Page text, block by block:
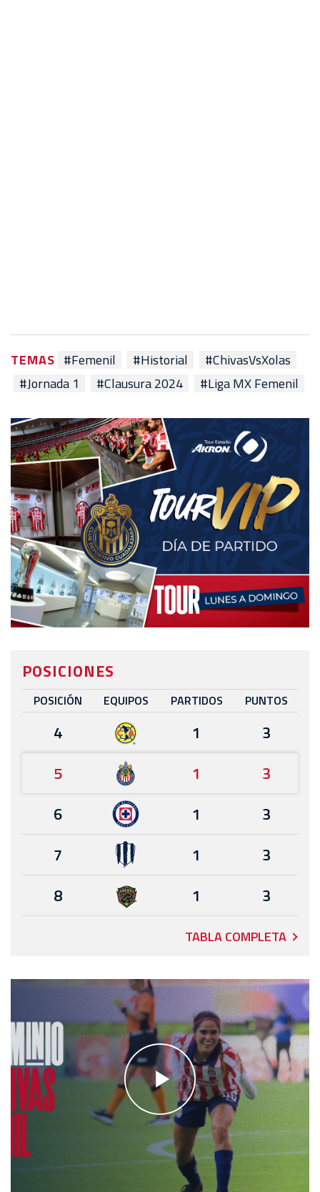
TEMAS #Femenil #Historial
#ChivasVsXolas
#Jornada 1
#Clausura 2024 #Liga MX Femenil
POSICIONES
POSICIÓN EQUIPOS PARTIDOS PUNTOS
4 1
3
5
1
3
6
1
3
7
1
3
8
1 3
TABLA COMPLETA